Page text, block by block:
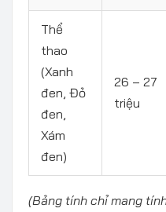
Thể
thao
(Xanh
đen, Đỏ
đen,
Xám
đen)
26 – 27
triệu
(Bảng tính chỉ mang